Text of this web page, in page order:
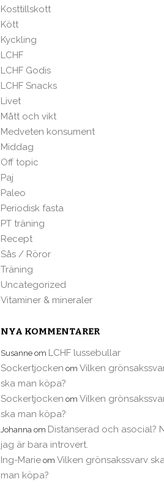
Kosttillskott
Kött
Kyckling
LCHF
LCHF Godis
LCHF Snacks
Livet
Mått och vikt
Medveten konsument
Middag
Off topic
Paj
Paleo
Periodisk fasta
PT träning
Recept
Sås / Röror
Träning
Uncategorized
Vitaminer & mineraler
NYA KOMMENTARER
Susanne om LCHF lussebullar
Sockertjocken om Vilken
ska man köpa?
Sockertjocken om Vilken
ska man köpa?
Johanna om Distanserad och asocial?
jag är bara introvert.
Ing-Marie om Vilken grönsakssvarv
man köpa?